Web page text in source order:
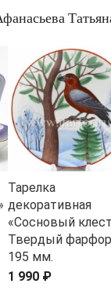
Тарелка
декоративная
«Сосновый
Твердый
195 мм.
1 990 ₽